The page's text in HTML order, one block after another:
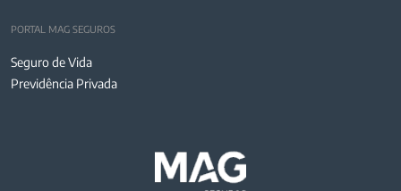
PORTAL MAG SEGUROS
Seguro de Vida
Previdência Privada